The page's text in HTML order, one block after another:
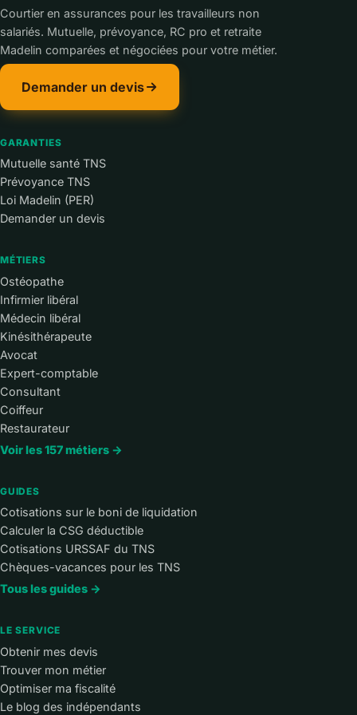
Courtier en assurances pour les travailleurs non
salariés. Mutuelle, prévoyance, RC pro et retraite
Madelin comparées et négociées pour votre métier.
Demander un devis
GARANTIES
Mutuelle santé TNS
Prévoyance TNS
Loi Madelin (PER)
Demander un devis
MÉTIERS
Ostéopathe
Infirmier libéral
Médecin libéral
Kinésithérapeute
Avocat
Expert-comptable
Consultant
Coiffeur
Restaurateur
Voir les 157 métiers →
GUIDES
Cotisations sur le boni de liquidation
Calculer la CSG déductible
Cotisations URSSAF du TNS
Chèques-vacances pour les TNS
Tous les guides →
LE SERVICE
Obtenir mes devis
Trouver mon métier
Optimiser ma fiscalité
Le blog des indépendants